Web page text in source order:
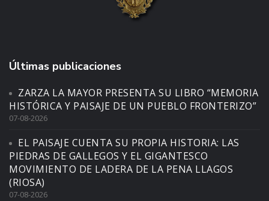
Últimas publicaciones
ZARZA LA MAYOR PRESENTA SU LIBRO “MEMORIA
HISTÓRICA Y PAISAJE DE UN PUEBLO FRONTERIZO”
07-08-2026
EL PAISAJE CUENTA SU PROPIA HISTORIA: LAS
PIEDRAS DE GALLEGOS Y EL GIGANTESCO
MOVIMIENTO DE LADERA DE LA PENA LLAGOS
(RIOSA)
07-08-2026